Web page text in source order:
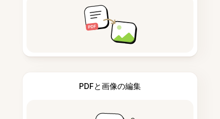
PDFと画像の編集